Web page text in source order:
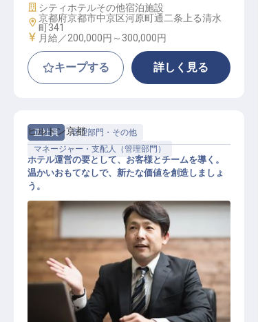
施設業態
シティホテルその他宿泊施設
勤務地
京都府京都市中京区河原町通二条上る清水
町341
給与
月給／200,000円～ 300,000円
キープする 詳しく見る
正社員
管理部門・その他
マネージャー・支配人（管理部門）
デューティマネージャー
ヒルトン京都
ホテル運営の要として、お客様とチームを導く。
温かいおもてなしで、新たな価値を創造しましょ
う。